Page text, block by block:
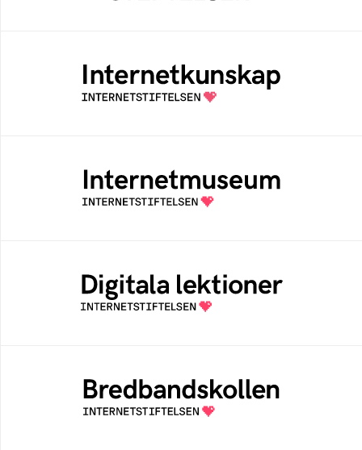
Samlad kunskap som hjälper dig att bli en
säker och medveten internetanvändare
Ett digitalt museum som byggts, och kureras
av Internetstiftelsen
Öppen digital lärresurs med färdiga lektioner
för alla stadier i grundskolan
Bredbandskollen är ett oberoende
konsumentverktyg som drivs av
Internetstiftelsen